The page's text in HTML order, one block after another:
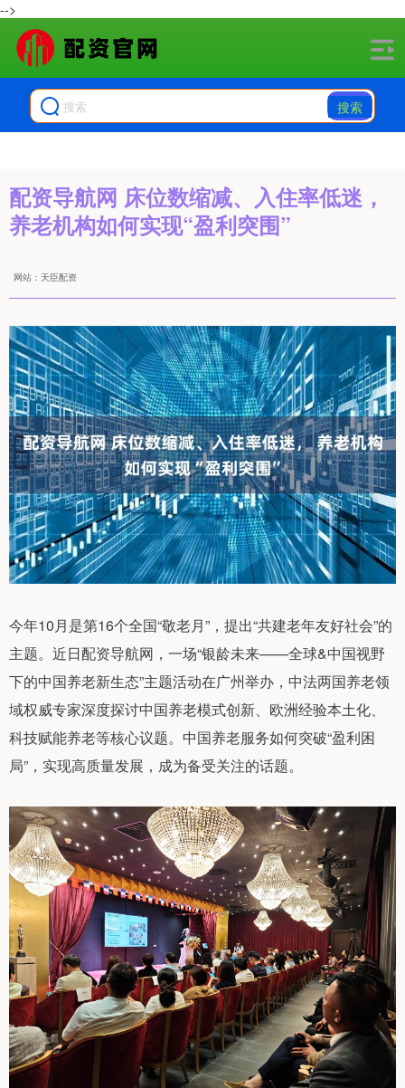
-->
搜索
配资导航网 床位数缩减、入住率低迷，
养老机构如何实现“盈利突围”
网站：天臣配资
今年10月是第16个全国“敬老月”，提出“共建老年友好社会”的
主题。近日配资导航网，一场“银龄未来——全球&中国视野
下的中国养老新生态”主题活动在广州举办，中法两国养老领
域权威专家深度探讨中国养老模式创新、欧洲经验本土化、
科技赋能养老等核心议题。中国养老服务如何突破“盈利困
局”，实现高质量发展，成为备受关注的话题。